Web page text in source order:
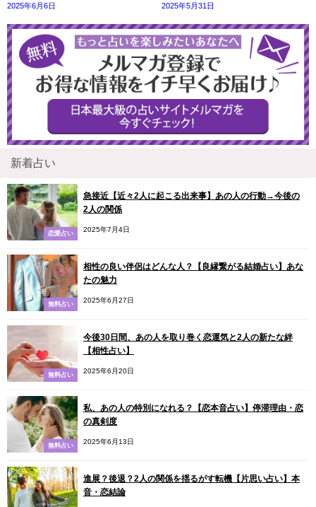
2025年6月6日 2025年5月31日
新着占い
恋愛占い
急接近【近々2人に起こる出来事】あの人の行動→今後の
2人の関係
2025年7月4日
無料占い
相性の良い伴侶はどんな人？【良縁繋がる結婚占い】あな
たの魅力
2025年6月27日
無料占い
今後30日間、あの人を取り巻く恋運気と2人の新たな絆
【相性占い】
2025年6月20日
無料占い
私、あの人の特別になれる？【恋本音占い】停滞理由・恋
の真剣度
2025年6月13日
進展？後退？2人の関係を揺るがす転機【片思い占い】本
音・恋結論